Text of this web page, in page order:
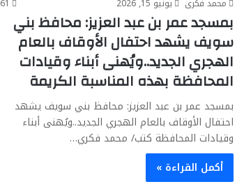
محمد فكرى يونيو 15, 2026 61
بمسجد عمر بن عبد العزيز: محافظ بني
سويف يشهد احتفال الأوقاف بالعام
الهجري الجديد..ويُهنى أبناء وقيادات
المحافظة بهذه المناسبة الكريمة
بمسجد عمر بن عبد العزيز: محافظ بني سويف يشهد
احتفال الأوقاف بالعام الهجري الجديد..ويُهنى أبناء
وقيادات المحافظة كتب/ محمد فكري…
أكمل القراءة »